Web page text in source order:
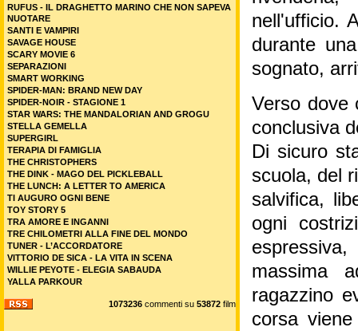
nell'ufficio.
durante
sognato,
Verso dove
conclusiva
Di sicuro
scuola, del
salvifica,
ogni
massima
ragazzino
corsa
RUFUS - IL DRAGHETTO MARINO CHE NON SAPEVA
NUOTARE
SANTI E VAMPIRI
SAVAGE HOUSE
SCARY MOVIE 6
SEPARAZIONI
SMART WORKING
SPIDER-MAN: BRAND NEW DAY
SPIDER-NOIR - STAGIONE 1
STAR WARS: THE MANDALORIAN AND GROGU
STELLA GEMELLA
SUPERGIRL
TERAPIA DI FAMIGLIA
THE CHRISTOPHERS
THE DINK - MAGO DEL PICKLEBALL
THE LUNCH: A LETTER TO AMERICA
TI AUGURO OGNI BENE
TOY STORY 5
TRA AMORE E INGANNI
TRE CHILOMETRI ALLA FINE DEL MONDO
TUNER - L’ACCORDATORE
VITTORIO DE SICA - LA VITA IN SCENA
WILLIE PEYOTE - ELEGIA SABAUDA
YALLA PARKOUR
1073236 commenti su 53872 film